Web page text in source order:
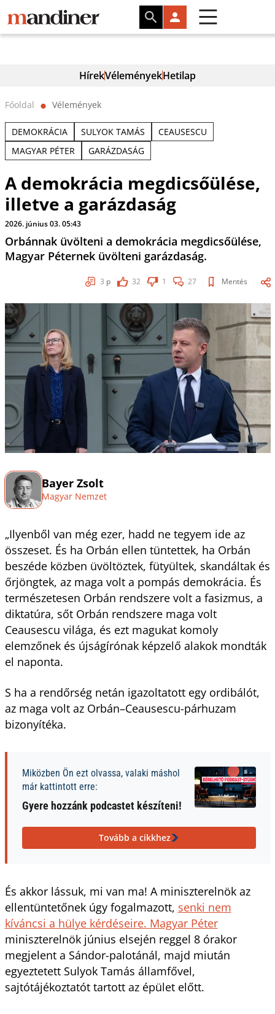
HírekVéleményekHetilap
Főoldal ⬤ Vélemények
DEMOKRÁCIA SULYOK TAMÁS
CEAUSESCU
MAGYAR PÉTER
GARÁZDASÁG
A demokrácia megdicsőülése,
illetve a garázdaság
2026. június 03. 05:43
Orbánnak üvölteni a demokrácia megdicsőülése,
Magyar Péternek üvölteni garázdaság.
3 p 32 1 27 Mentés
Bayer Zsolt
Magyar Nemzet
„Ilyenből van még ezer, hadd ne tegyem ide az
összeset. És ha Orbán ellen tüntettek, ha Orbán
beszéde közben üvöltöztek, fütyültek, skandáltak és
őrjöngtek, az maga volt a pompás demokrácia. És
természetesen Orbán rendszere volt a fasizmus, a
diktatúra, sőt Orbán rendszere maga volt
Ceausescu világa, és ezt magukat komoly
elemzőnek és újságírónak képzelő alakok mondták
el naponta.
S ha a rendőrség netán igazoltatott egy ordibálót,
az maga volt az Orbán–Ceausescu-párhuzam
bizonyítéka.
Miközben Ön ezt olvassa, valaki máshol
már kattintott erre:
Gyere hozzánk podcastet készíteni!
Tovább a cikkhez
És akkor lássuk, mi van ma! A miniszterelnök az
ellentüntetőnek úgy fogalmazott, senki nem
kíváncsi a hülye kérdéseire. Magyar Péter
miniszterelnök június elsején reggel 8 órakor
megjelent a Sándor-palotánál, majd miután
egyeztetett Sulyok Tamás államfővel,
sajtótájékoztatót tartott az épület előtt.